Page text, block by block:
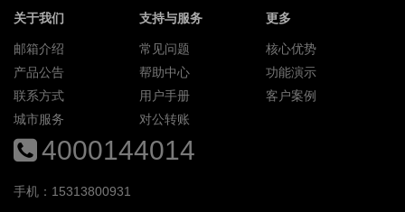
关于我们
邮箱介绍
产品公告
联系方式
城市服务
支持与服务
常见问题
帮助中心
用户手册
对公转账
更多
核心优势
功能演示
客户案例
4000144014
手机：15313800931